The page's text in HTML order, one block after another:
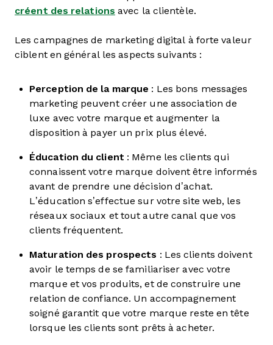
créent des relations avec la clientèle.
Les campagnes de marketing digital à forte valeur
ciblent en général les aspects suivants :
Perception de la marque : Les bons messages
marketing peuvent créer une association de
luxe avec votre marque et augmenter la
disposition à payer un prix plus élevé.
Éducation du client : Même les clients qui
connaissent votre marque doivent être informés
avant de prendre une décision d’achat.
L’éducation s’effectue sur votre site web, les
réseaux sociaux et tout autre canal que vos
clients fréquentent.
Maturation des prospects : Les clients doivent
avoir le temps de se familiariser avec votre
marque et vos produits, et de construire une
relation de confiance. Un accompagnement
soigné garantit que votre marque reste en tête
lorsque les clients sont prêts à acheter.